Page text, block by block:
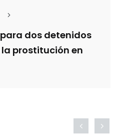
dos detenidos
prostitución en